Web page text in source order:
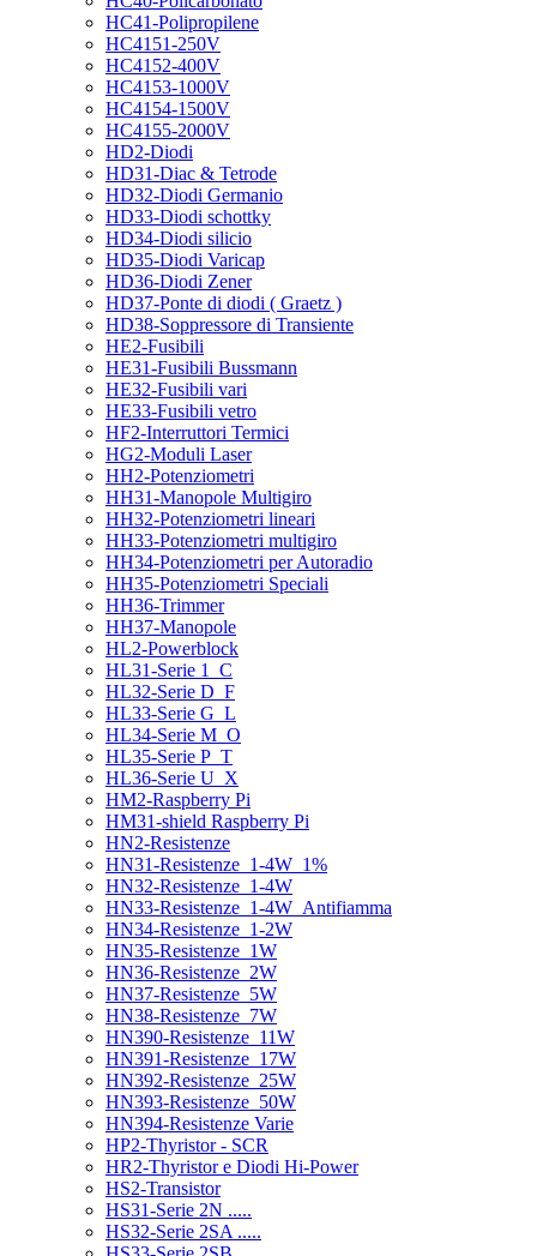
HC41-Polipropilene
HC4151-250V
HC4152-400V
HC4153-1000V
HC4154-1500V
HC4155-2000V
HD2-Diodi
HD31-Diac & Tetrode
HD32-Diodi Germanio
HD33-Diodi schottky
HD34-Diodi silicio
HD35-Diodi Varicap
HD36-Diodi Zener
HD37-Ponte di diodi ( Graetz )
HD38-Soppressore di Transiente
HE2-Fusibili
HE31-Fusibili Bussmann
HE32-Fusibili vari
HE33-Fusibili vetro
HF2-Interruttori Termici
HG2-Moduli Laser
HH2-Potenziometri
HH31-Manopole Multigiro
HH32-Potenziometri lineari
HH33-Potenziometri multigiro
HH34-Potenziometri per Autoradio
HH35-Potenziometri Speciali
HH36-Trimmer
HH37-Manopole
HL2-Powerblock
HL31-Serie 1_C
HL32-Serie D_F
HL33-Serie G_L
HL34-Serie M_O
HL35-Serie P_T
HL36-Serie U_X
HM2-Raspberry Pi
HM31-shield Raspberry Pi
HN2-Resistenze
HN31-Resistenze_1-4W_1%
HN32-Resistenze_1-4W
HN33-Resistenze_1-4W_Antifiamma
HN34-Resistenze_1-2W
HN35-Resistenze_1W
HN36-Resistenze_2W
HN37-Resistenze_5W
HN38-Resistenze_7W
HN390-Resistenze_11W
HN391-Resistenze_17W
HN392-Resistenze_25W
HN393-Resistenze_50W
HN394-Resistenze Varie
HP2-Thyristor - SCR
HR2-Thyristor e Diodi Hi-Power
HS2-Transistor
HS31-Serie 2N .....
HS32-Serie 2SA .....